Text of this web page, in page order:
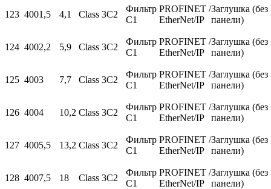
123 4001,5 4,1 Class 3C2
Фильтр
С1
PROFINET /
EtherNet/IP
Заглушка (без
панели)
124 4002,2 5,9 Class 3C2
Фильтр
С1
PROFINET /
EtherNet/IP
Заглушка (без
панели)
125 4003 7,7 Class 3C2
Фильтр
С1
PROFINET /
EtherNet/IP
Заглушка (без
панели)
126 4004 10,2 Class 3C2
Фильтр
С1
PROFINET /
EtherNet/IP
Заглушка (без
панели)
127 4005,5 13,2 Class 3C2
Фильтр
С1
PROFINET /
EtherNet/IP
Заглушка (без
панели)
128 4007,5 18 Class 3C2
Фильтр
С1
PROFINET /
EtherNet/IP
Заглушка (без
панели)